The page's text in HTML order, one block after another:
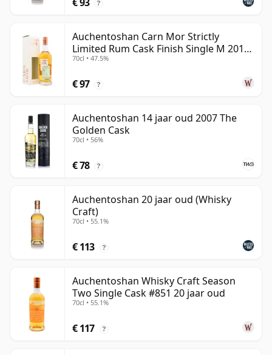
?
Auchentoshan Carn Mor Strictly
Limited Rum Cask Finish Single M 2011
9 jaar oud
70cl • 47.5%
€ 97 ?
Auchentoshan 14 jaar oud 2007 The
Golden Cask
70cl • 56%
€ 78 ?
Auchentoshan 20 jaar oud (Whisky
Craft)
70cl • 55.1%
€ 113 ?
Auchentoshan Whisky Craft Season
Two Single Cask #851 20 jaar oud
70cl • 55.1%
€ 117 ?